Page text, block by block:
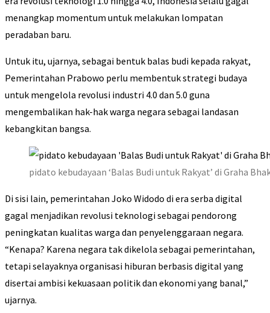
menangkap momentum untuk melakukan lompatan
peradaban baru.
Untuk itu, ujarnya, sebagai bentuk balas budi kepada rakyat,
Pemerintahan Prabowo perlu membentuk strategi budaya
untuk mengelola revolusi industri 4.0 dan 5.0 guna
mengembalikan hak-hak warga negara sebagai landasan
kebangkitan bangsa.
pidato kebudayaan ‘Balas Budi untuk Rakyat’ di Graha
Di sisi lain, pemerintahan Joko Widodo di era serba digital
gagal menjadikan revolusi teknologi sebagai pendorong
peningkatan kualitas warga dan penyelenggaraan negara.
“Kenapa? Karena negara tak dikelola sebagai pemerintahan,
tetapi selayaknya organisasi hiburan berbasis digital yang
disertai ambisi kekuasaan politik dan ekonomi yang banal,”
ujarnya.